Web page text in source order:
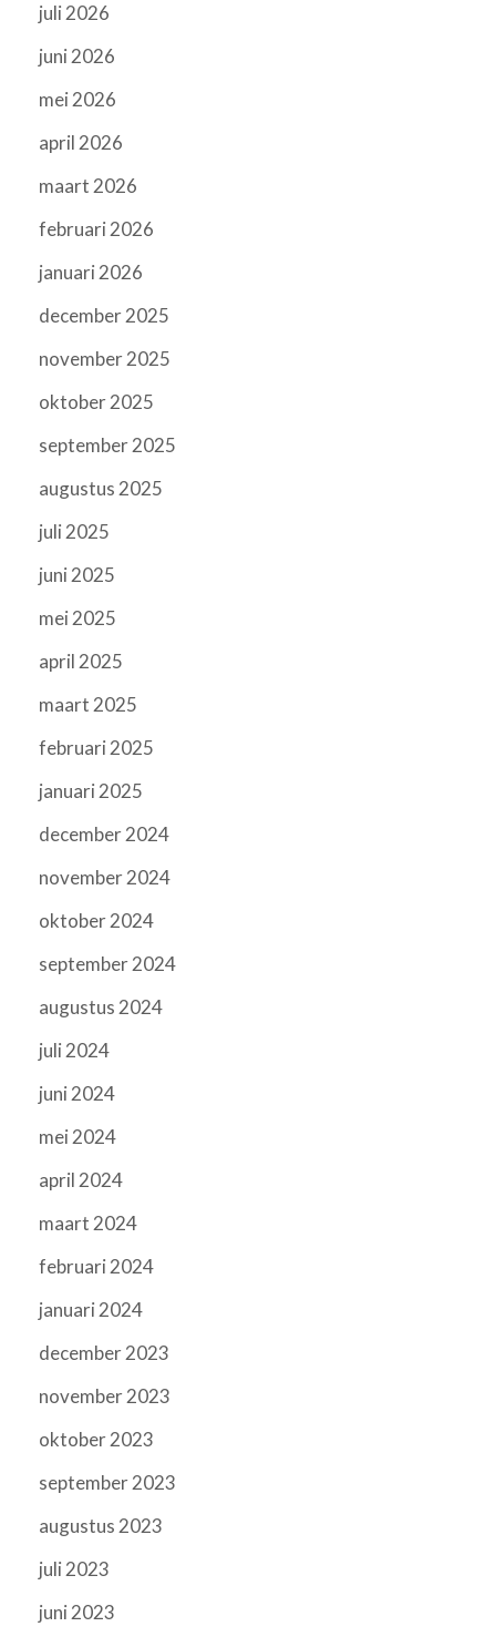
juli 2026
juni 2026
mei 2026
april 2026
maart 2026
februari 2026
januari 2026
december 2025
november 2025
oktober 2025
september 2025
augustus 2025
juli 2025
juni 2025
mei 2025
april 2025
maart 2025
februari 2025
januari 2025
december 2024
november 2024
oktober 2024
september 2024
augustus 2024
juli 2024
juni 2024
mei 2024
april 2024
maart 2024
februari 2024
januari 2024
december 2023
november 2023
oktober 2023
september 2023
augustus 2023
juli 2023
juni 2023